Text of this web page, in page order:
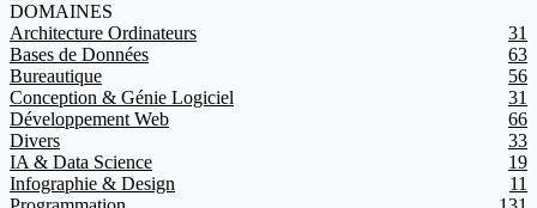
DOMAINES
Architecture Ordinateurs
31
Bases de Données
63
Bureautique
56
Conception & Génie Logiciel
31
Développement Web
66
Divers
33
IA & Data Science
19
Infographie & Design
11